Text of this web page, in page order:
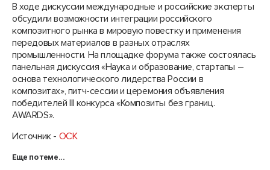
В ходе дискуссии международные и российские эксперты
обсудили возможности интеграции российского
композитного рынка в мировую повестку и применения
передовых материалов в разных отраслях
промышленности. На площадке форума также состоялась
панельная дискуссия «Наука и образование, стартапы –
основа технологического лидерства России в
композитах», питч-сессии и церемония объявления
победителей III конкурса «Композиты без границ.
AWARDS».
Источник - ОСК
Еще по теме...